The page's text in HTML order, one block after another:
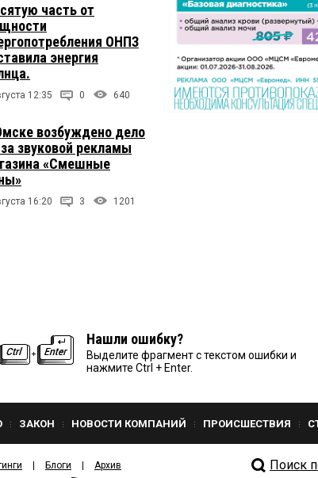
часть от
ОНПЗ
энергия
12:35 0 640
возбуждено дело
звуковой рекламы
«Смешные
16:20 3 1201
Нашли ошибку?
Выделите фрагмент с текстом ошибки и
нажмите Ctrl + Enter.
ЗАКОН НОВОСТИ КОМПАНИЙ ПРОИСШЕСТВИЯ
Блоги Архив Поиск